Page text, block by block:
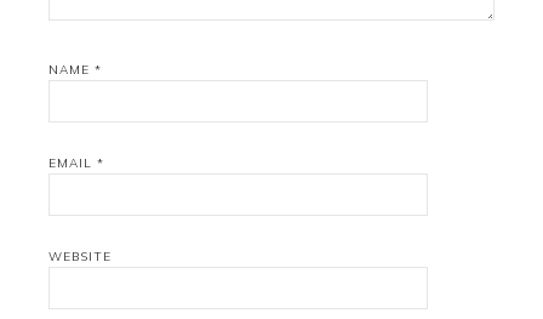
NAME *
EMAIL *
WEBSITE